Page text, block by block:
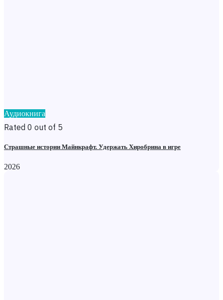
Аудиокнига
Rated 0 out of 5
Страшные истории Майнкрафт. Удержать Хиробрина в игре
2026